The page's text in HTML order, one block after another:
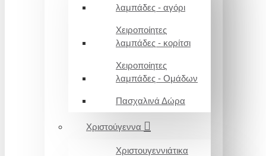
λαμπάδες - αγόρι
Χειροποίητες
λαμπάδες - κορίτσι
Χειροποίητες
λαμπάδες - Ομάδων
Πασχαλινά Δώρα
Χριστούγεννα
Χριστουγεννιάτικα